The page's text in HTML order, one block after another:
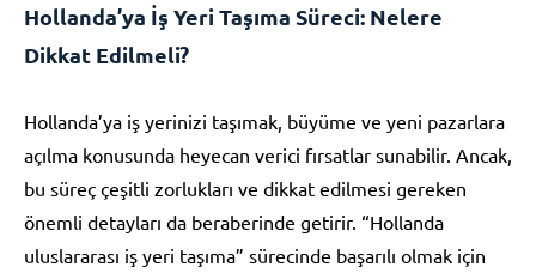
Hollanda’ya İş Yeri Taşıma Süreci: Nelere
Dikkat Edilmeli?
Hollanda’ya iş yerinizi taşımak, büyüme ve yeni pazarlara
açılma konusunda heyecan verici fırsatlar sunabilir. Ancak,
bu süreç çeşitli zorlukları ve dikkat edilmesi gereken
önemli detayları da beraberinde getirir. “Hollanda
uluslararası iş yeri taşıma” sürecinde başarılı olmak için